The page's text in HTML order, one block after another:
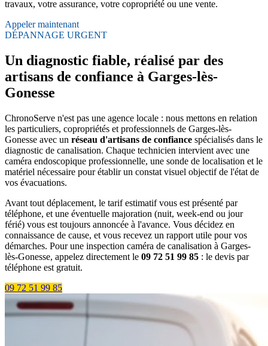
travaux, votre assurance, votre copropriété ou une vente.
Appeler maintenant
DÉPANNAGE URGENT
Un diagnostic fiable, réalisé par des
artisans de confiance à Garges-lès-
Gonesse
ChronoServe n'est pas une agence locale : nous mettons en relation
les particuliers, copropriétés et professionnels de Garges-lès-
Gonesse avec un réseau d'artisans de confiance spécialisés dans le
diagnostic de canalisation. Chaque technicien intervient avec une
caméra endoscopique professionnelle, une sonde de localisation et le
matériel nécessaire pour établir un constat visuel objectif de l'état de
vos évacuations.
Avant tout déplacement, le tarif estimatif vous est présenté par
téléphone, et une éventuelle majoration (nuit, week-end ou jour
férié) vous est toujours annoncée à l'avance. Vous décidez en
connaissance de cause, et vous recevez un rapport utile pour vos
démarches. Pour une inspection caméra de canalisation à Garges-
lès-Gonesse, appelez directement le 09 72 51 99 85 : le devis par
téléphone est gratuit.
09 72 51 99 85